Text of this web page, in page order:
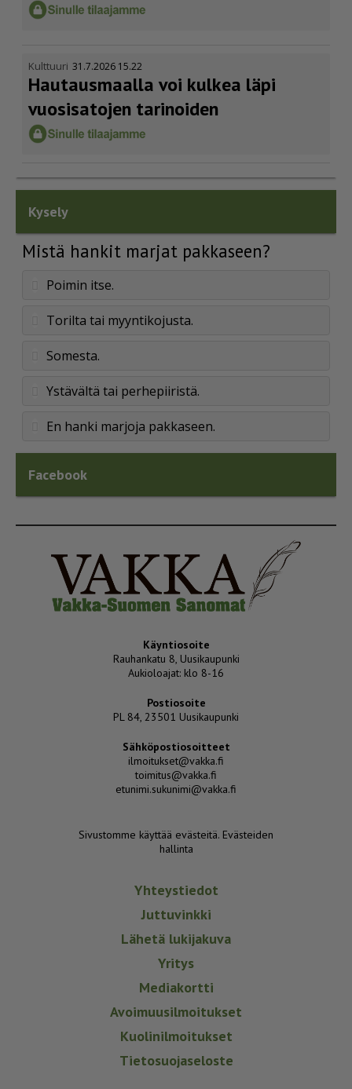
Kulttuuri 31.7.2026 15.22
Hautausmaalla voi kulkea läpi
vuosisatojen tarinoiden
Kysely
Mistä hankit marjat pakkaseen?
Poimin itse.
Torilta tai myyntikojusta.
Somesta.
Ystävältä tai perhepiiristä.
En hanki marjoja pakkaseen.
Facebook
Käyntiosoite
Rauhankatu 8, Uusikaupunki
Aukioloajat: klo 8-16
Postiosoite
PL 84, 23501 Uusikaupunki
Sähköpostiosoitteet
ilmoitukset@vakka.fi
toimitus@vakka.fi
etunimi.sukunimi@vakka.fi
Sivustomme käyttää evästeitä. Evästeiden
hallinta
Yhteystiedot
Juttuvinkki
Lähetä lukijakuva
Yritys
Mediakortti
Avoimuusilmoitukset
Kuolinilmoitukset
Tietosuojaseloste